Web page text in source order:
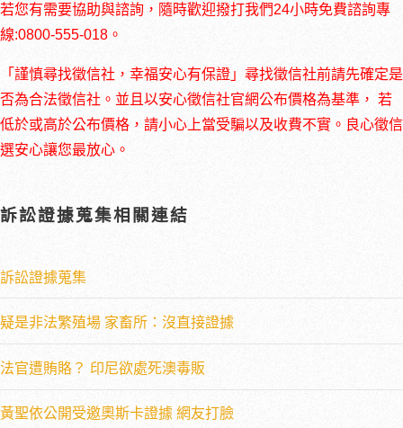
若您有需要協助與諮詢，隨時歡迎撥打我們24小時免費諮詢專
線:0800-555-018。
「謹慎尋找徵信社，幸福安心有保證」尋找徵信社前請先確定是
否為合法徵信社。並且以安心徵信社官網公布價格為基準， 若
低於或高於公布價格，請小心上當受騙以及收費不實。良心徵信
選安心讓您最放心。
訴訟證據蒐集相關連結
訴訟證據蒐集
疑是非法繁殖場 家畜所：沒直接證據
法官遭賄賂？ 印尼欲處死澳毒販
黃聖依公開受邀奧斯卡證據 網友打臉